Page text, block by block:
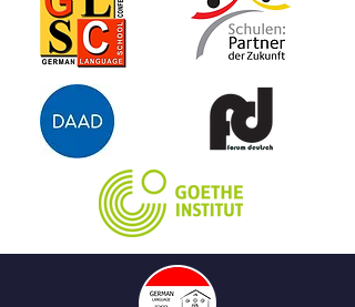
zeigt der Tiger sein wahres Ich. Er
wird zum achtsamen Tiger, den
nichts davon abhält, etwas
aufzuschlitzen: beispielsweise
Obst, damit der kleine Elefant
seinen Salat bekommt.
Außerdem schleicht er herum,
um Orang-Utans zu frisieren,
Ameisen zum perfekten Bau zu
verhelfen, mit Tapiren zu tanzen
oder um Papageien-Eier
behutsam auszubrüten. So viele
gute Taten machen dann sogar